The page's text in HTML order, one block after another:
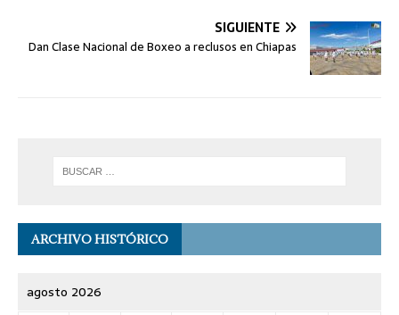
SIGUIENTE
Dan Clase Nacional de Boxeo a reclusos en Chiapas
ARCHIVO HISTÓRICO
agosto 2026